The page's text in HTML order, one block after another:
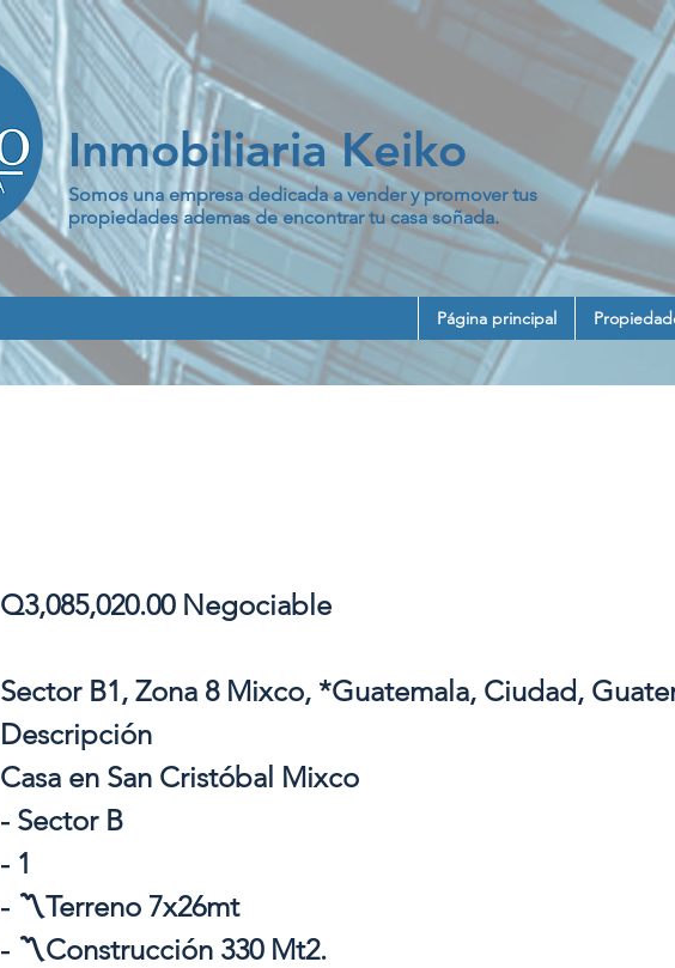
Inmobiliaria Keiko
Somos una empresa dedicada a vender y promover tus
propiedades ademas de encontrar tu casa soñada.
Página principal
Q3,085,020.00 Negociable
Sector B1, Zona 8 Mixco, *Guatemala, Ciudad,
Descripción
Casa en San Cristóbal Mixco
- Sector B
- 1
- 〽️Terreno 7x26mt
- 〽️Construcción 330 Mt2.